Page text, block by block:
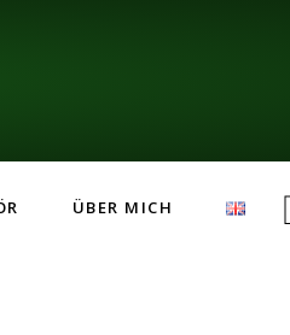
ÜBER MICH